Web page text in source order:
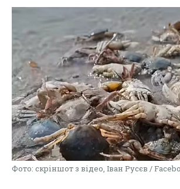
Фото: скріншот з відео, Іван Русєв /